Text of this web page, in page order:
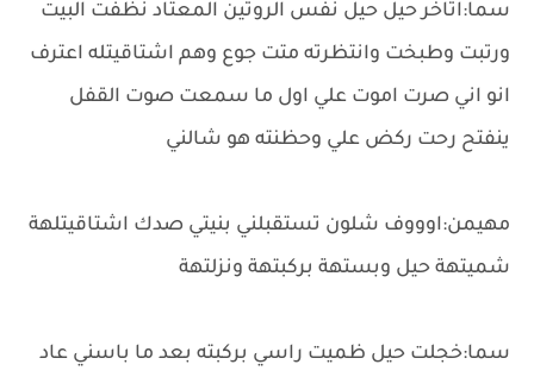
سما:اتاخر حيل حيل نفس الروتين المعتاد نظفت البيت
ورتبت وطبخت وانتظرته متت جوع وهم اشتاقيتله اعترف
انو اني صرت اموت علي اول ما سمعت صوت القفل
ينفتح رحت ركض علي وحظنته هو شالني
مهيمن:اوووف شلون تستقبلني بنيتي صدك اشتاقيتلهة
شميتهة حيل وبستهة بركبتهة ونزلتهة
سما:خجلت حيل ظميت راسي بركبته بعد ما باسني عاد